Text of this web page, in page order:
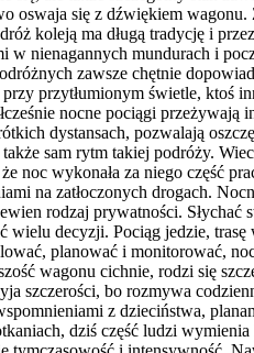
oswaja się z dźwiękiem
koleją ma długą tradycję i
nienagannych mundurach i
zawsze chętnie
przytłumionym świetle, ktoś
nocne pociągi przeżywają
dystansach, pozwalają
sam rytm takiej podróży.
wykonała za niego część
na zatłoczonych drogach.
rodzaj prywatności. Słychać
decyzji. Pociąg jedzie, trasę
planować i monitorować,
wagonu cichnie, rodzi się
szczerości, bo rozmywa
z dzieciństwa,
dziś część ludzi